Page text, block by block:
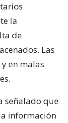
la
de
Las
en malas
señalado que
información